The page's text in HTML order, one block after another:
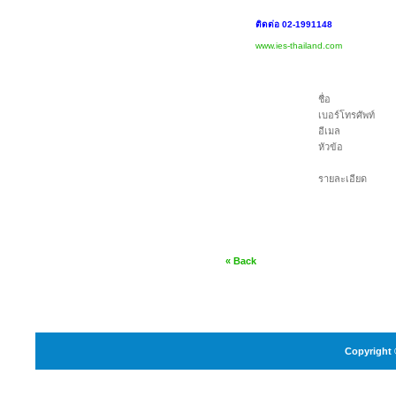
ติดต่อ 02-1991148
www.ies-thailand.com
ชื่อ
เบอร์โทรศัพท์
อีเมล
หัวข้อ
รายละเอียด
« Back
Copyright